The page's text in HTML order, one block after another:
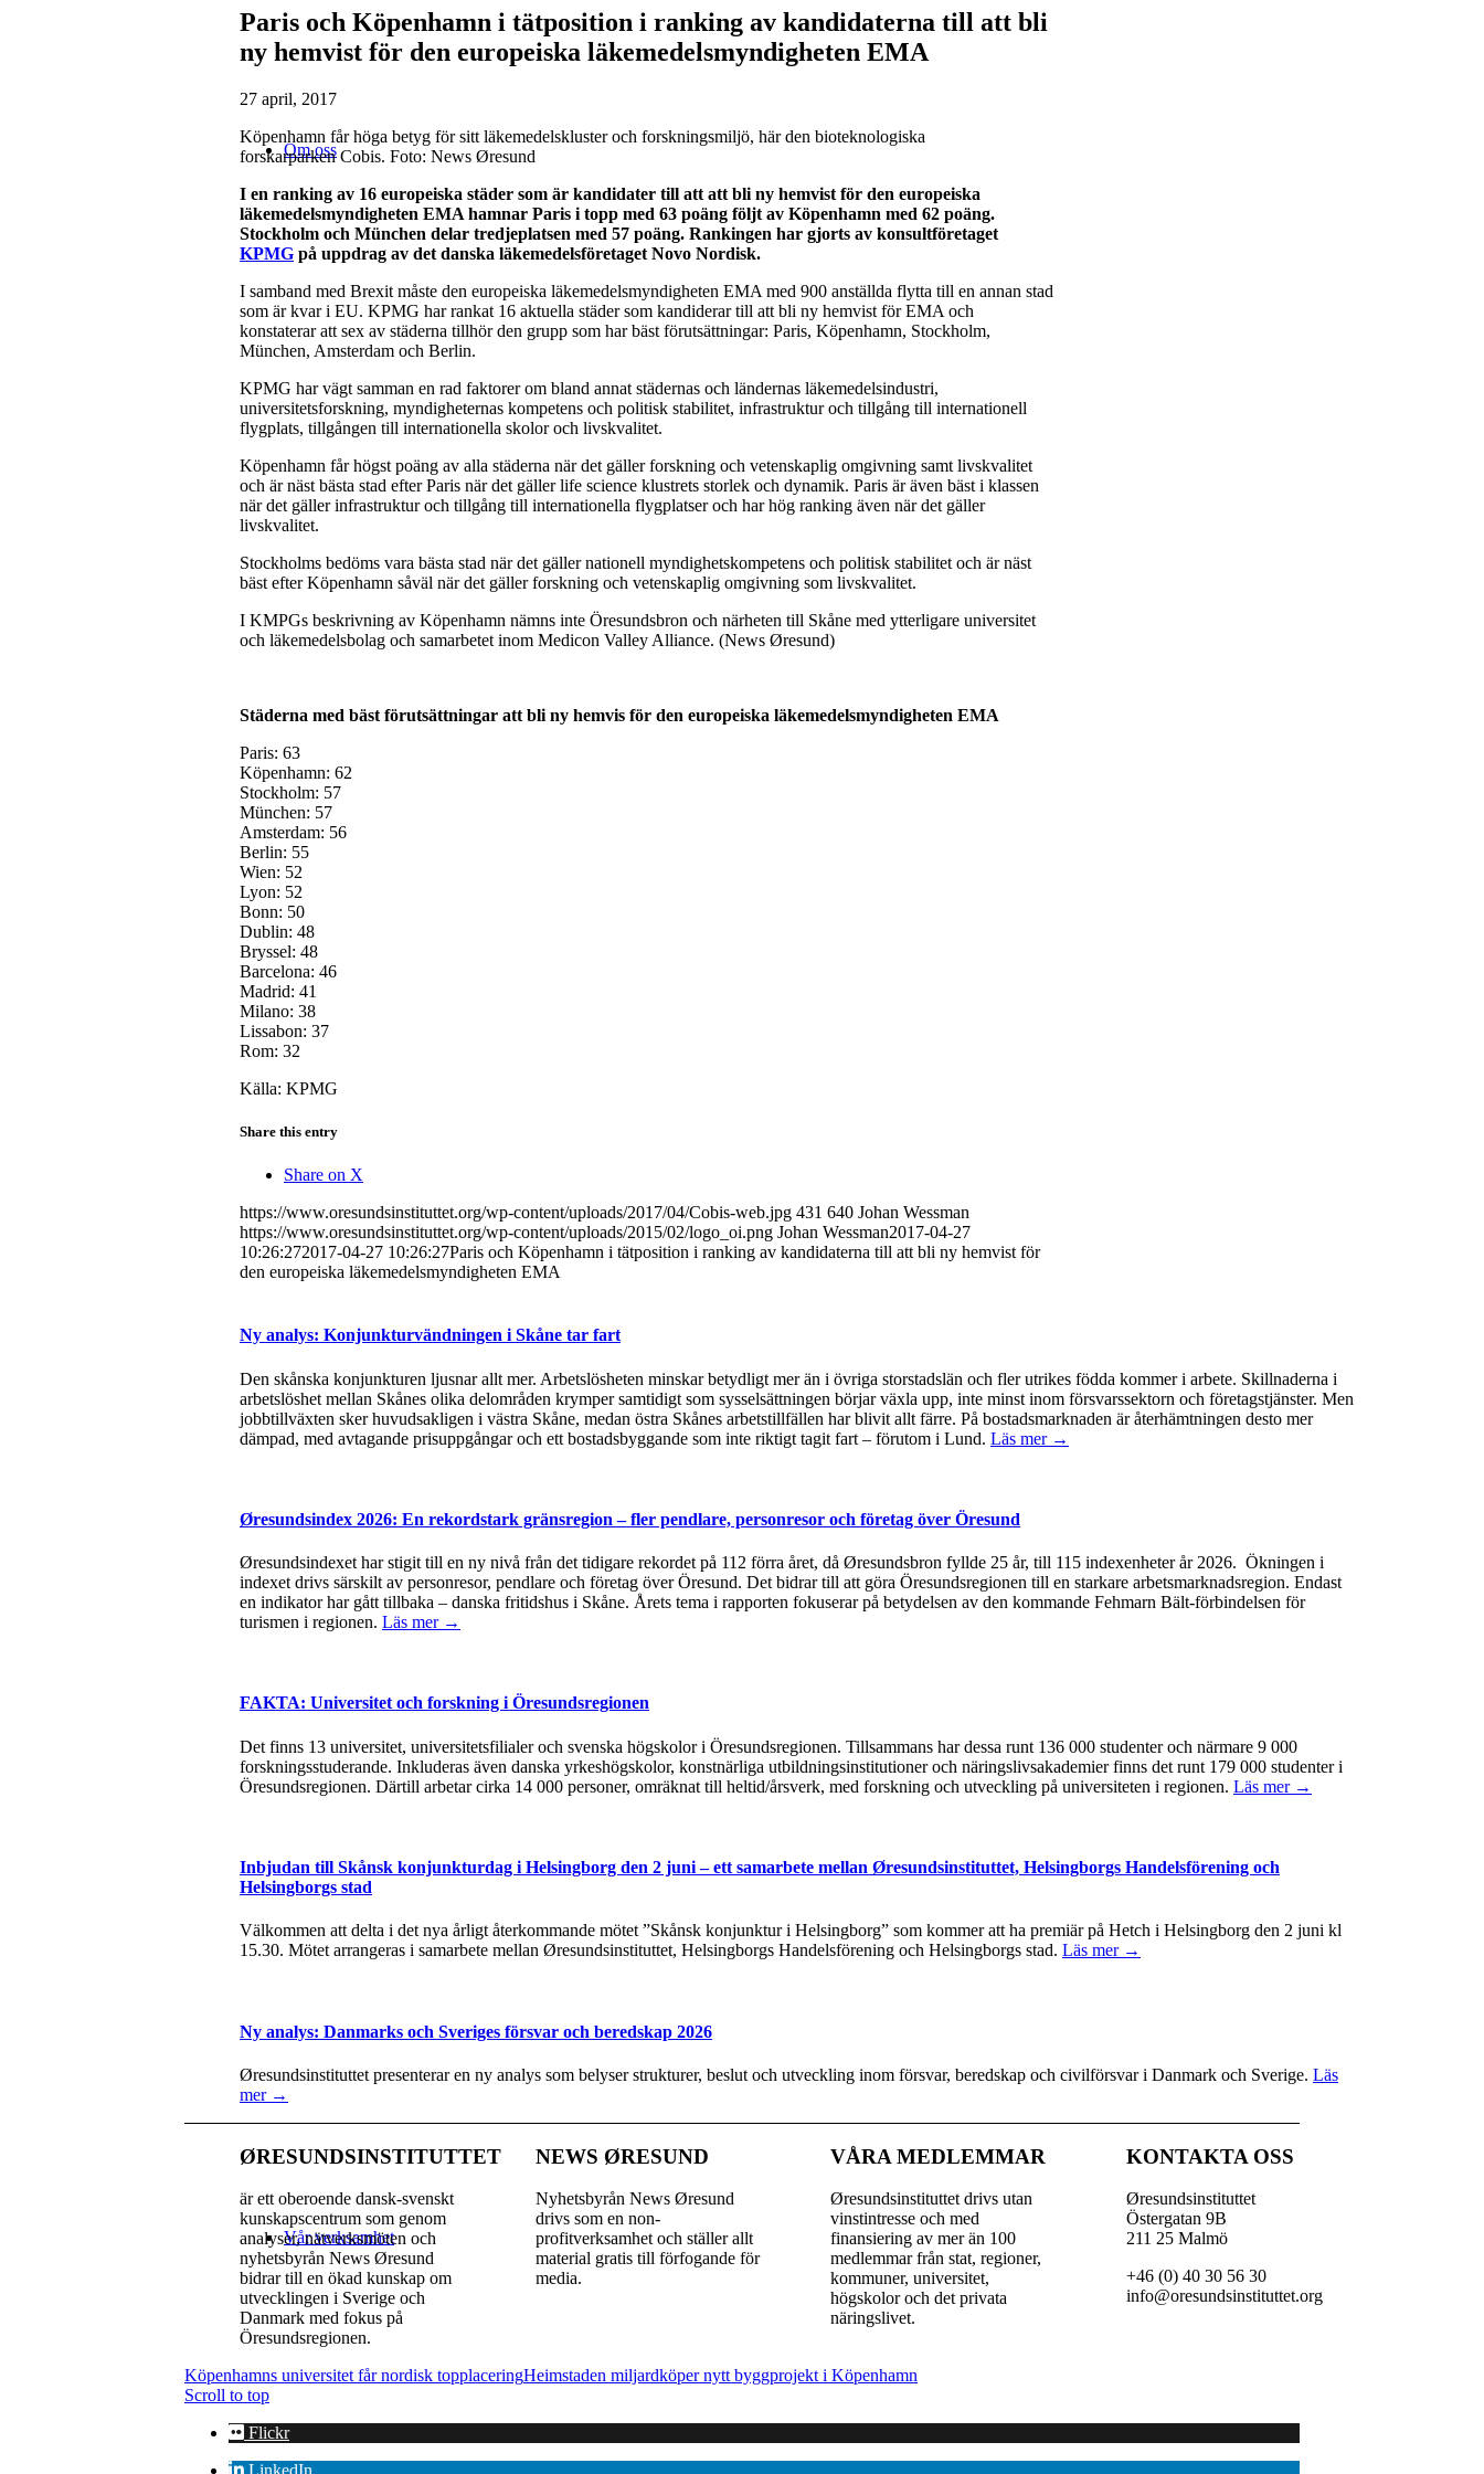
Om oss
Vår verksamhet
Paris och Köpenhamn i tätposition i ranking av kandidaterna till att bli
ny hemvist för den europeiska läkemedelsmyndigheten EMA
27 april, 2017
Köpenhamn får höga betyg för sitt läkemedelskluster och forskningsmiljö, här den bioteknologiska
forskarparken Cobis. Foto: News Øresund
I en ranking av 16 europeiska städer som är kandidater till att att bli ny hemvist för den europeiska
läkemedelsmyndigheten EMA hamnar Paris i topp med 63 poäng följt av Köpenhamn med 62 poäng.
Stockholm och München delar tredjeplatsen med 57 poäng. Rankingen har gjorts av konsultföretaget
KPMG på uppdrag av det danska läkemedelsföretaget Novo Nordisk.
I samband med Brexit måste den europeiska läkemedelsmyndigheten EMA med 900 anställda flytta till en annan stad
som är kvar i EU. KPMG har rankat 16 aktuella städer som kandiderar till att bli ny hemvist för EMA och
konstaterar att sex av städerna tillhör den grupp som har bäst förutsättningar: Paris, Köpenhamn, Stockholm,
München, Amsterdam och Berlin.
KPMG har vägt samman en rad faktorer om bland annat städernas och ländernas läkemedelsindustri,
universitetsforskning, myndigheternas kompetens och politisk stabilitet, infrastruktur och tillgång till internationell
flygplats, tillgången till internationella skolor och livskvalitet.
Köpenhamn får högst poäng av alla städerna när det gäller forskning och vetenskaplig omgivning samt livskvalitet
och är näst bästa stad efter Paris när det gäller life science klustrets storlek och dynamik. Paris är även bäst i klassen
när det gäller infrastruktur och tillgång till internationella flygplatser och har hög ranking även när det gäller
livskvalitet.
Stockholms bedöms vara bästa stad när det gäller nationell myndighetskompetens och politisk stabilitet och är näst
bäst efter Köpenhamn såväl när det gäller forskning och vetenskaplig omgivning som livskvalitet.
I KMPGs beskrivning av Köpenhamn nämns inte Öresundsbron och närheten till Skåne med ytterligare universitet
och läkemedelsbolag och samarbetet inom Medicon Valley Alliance. (News Øresund)
Städerna med bäst förutsättningar att bli ny hemvis för den europeiska läkemedelsmyndigheten EMA
Paris: 63
Köpenhamn: 62
Stockholm: 57
München: 57
Amsterdam: 56
Berlin: 55
Wien: 52
Lyon: 52
Bonn: 50
Dublin: 48
Bryssel: 48
Barcelona: 46
Madrid: 41
Milano: 38
Lissabon: 37
Rom: 32
Källa: KPMG
Share this entry
Share on X
https://www.oresundsinstituttet.org/wp-content/uploads/2017/04/Cobis-web.jpg 431 640 Johan Wessman
https://www.oresundsinstituttet.org/wp-content/uploads/2015/02/logo_oi.png Johan Wessman2017-04-27
10:26:272017-04-27 10:26:27Paris och Köpenhamn i tätposition i ranking av kandidaterna till att bli ny hemvist för
den europeiska läkemedelsmyndigheten EMA
Ny analys: Konjunkturvändningen i Skåne tar fart
Den skånska konjunkturen ljusnar allt mer. Arbetslösheten minskar betydligt mer än i övriga storstadslän och fler utrikes födda kommer i arbete. Skillnaderna i
arbetslöshet mellan Skånes olika delområden krymper samtidigt som sysselsättningen börjar växla upp, inte minst inom försvarssektorn och företagstjänster. Men
jobbtillväxten sker huvudsakligen i västra Skåne, medan östra Skånes arbetstillfällen har blivit allt färre. På bostadsmarknaden är återhämtningen desto mer
dämpad, med avtagande prisuppgångar och ett bostadsbyggande som inte riktigt tagit fart – förutom i Lund. Läs mer →
Øresundsindex 2026: En rekordstark gränsregion – fler pendlare, personresor och företag över Öresund
Øresundsindexet har stigit till en ny nivå från det tidigare rekordet på 112 förra året, då Øresundsbron fyllde 25 år, till 115 indexenheter år 2026. Ökningen i
indexet drivs särskilt av personresor, pendlare och företag över Öresund. Det bidrar till att göra Öresundsregionen till en starkare arbetsmarknadsregion. Endast
en indikator har gått tillbaka – danska fritidshus i Skåne. Årets tema i rapporten fokuserar på betydelsen av den kommande Fehmarn Bält-förbindelsen för
turismen i regionen. Läs mer →
FAKTA: Universitet och forskning i Öresundsregionen
Det finns 13 universitet, universitetsfilialer och svenska högskolor i Öresundsregionen. Tillsammans har dessa runt 136 000 studenter och närmare 9 000
forskningsstuderande. Inkluderas även danska yrkeshögskolor, konstnärliga utbildningsinstitutioner och näringslivsakademier finns det runt 179 000 studenter i
Öresundsregionen. Därtill arbetar cirka 14 000 personer, omräknat till heltid/årsverk, med forskning och utveckling på universiteten i regionen. Läs mer →
Inbjudan till Skånsk konjunkturdag i Helsingborg den 2 juni – ett samarbete mellan Øresundsinstituttet, Helsingborgs Handelsförening och
Helsingborgs stad
Välkommen att delta i det nya årligt återkommande mötet ”Skånsk konjunktur i Helsingborg” som kommer att ha premiär på Hetch i Helsingborg den 2 juni kl
15.30. Mötet arrangeras i samarbete mellan Øresundsinstituttet, Helsingborgs Handelsförening och Helsingborgs stad. Läs mer →
Ny analys: Danmarks och Sveriges försvar och beredskap 2026
Øresundsinstituttet presenterar en ny analys som belyser strukturer, beslut och utveckling inom försvar, beredskap och civilförsvar i Danmark och Sverige. Läs
mer →
ØRESUNDSINSTITUTTET
är ett oberoende dansk-svenskt
kunskapscentrum som genom
analyser, nätverksmöten och
nyhetsbyrån News Øresund
bidrar till en ökad kunskap om
utvecklingen i Sverige och
Danmark med fokus på
Öresundsregionen.
NEWS ØRESUND
Nyhetsbyrån News Øresund
drivs som en non-
profitverksamhet och ställer allt
material gratis till förfogande för
media.
VÅRA MEDLEMMAR
Øresundsinstituttet drivs utan
vinst­intresse och med
finansiering av mer än 100
medlemmar från stat, regioner,
kommuner, universitet,
högskolor och det privata
näringslivet.
KONTAKTA OSS
Øresundsinstituttet
Östergatan 9B
211 25 Malmö
+46 (0) 40 30 56 30
info@oresundsinstituttet.org
Köpenhamns universitet får nordisk topplaceringHeimstaden miljardköper nytt byggprojekt i Köpenhamn
Scroll to top
Flickr